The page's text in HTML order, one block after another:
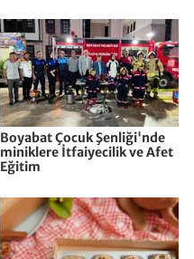
Boyabat Çocuk Şenliği'nde
miniklere İtfaiyecilik ve Afet
Eğitim